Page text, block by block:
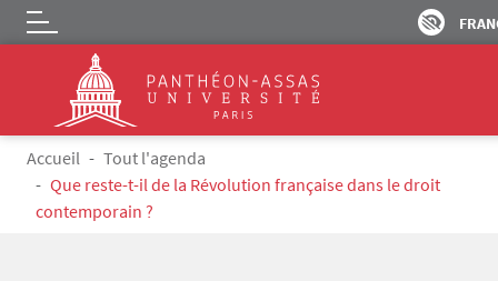
Aller au contenu principal
Logo
Fil d'Ariane
Accueil
Tout l'agenda
Que reste-t-il de la Révolution française dans le droit
contemporain ?